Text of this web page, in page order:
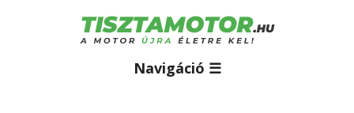
Navigáció ☰